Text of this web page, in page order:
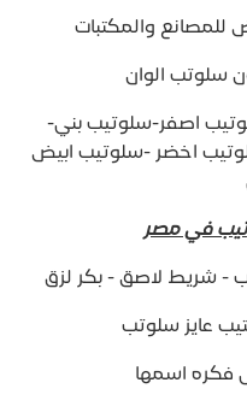
للمصانع والمكتبات
سلوتب الوان
اصفر-سلوتيب بني-
اخضر -سلوتيب ابيض
في مصر
- شريط لاصق - بكر لزق
عايز سلوتب
اسمها